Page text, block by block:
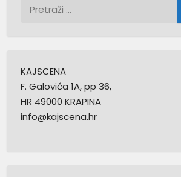
KAJSCENA
F. Galovića 1A, pp 36,
HR 49000 KRAPINA
info@kajscena.hr